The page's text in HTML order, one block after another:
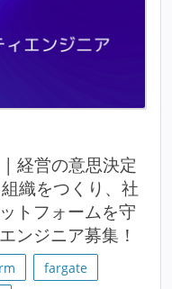
| 経営の意思決定
織をつくり、社
トフォームを守
ンジニア募集！
fargate